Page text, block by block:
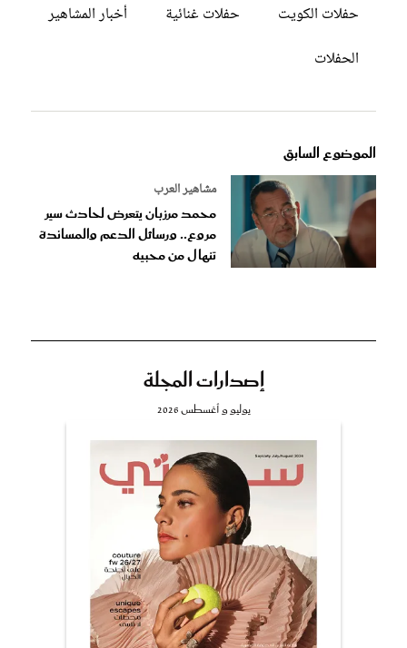
حفلات الكويت
حفلات غنائية
أخبار المشاهير
الحفلات
الموضوع السابق
مشاهير العرب
محمد مرزبان يتعرض لحادث سير
مروع.. ورسائل الدعم والمساندة
تنهال من محبيه
إصدارات المجلة
يوليو و أغسطس 2026